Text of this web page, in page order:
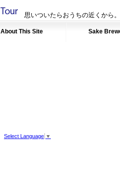
思いついたらおうちの近くから
About This Site Sake
Select Language ▼